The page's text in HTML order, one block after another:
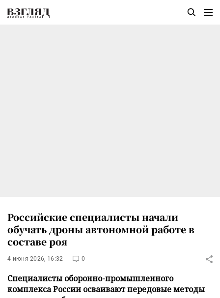
Российские специалисты начали
обучать дроны автономной работе в
составе роя
4 июня 2026, 16:32 0
Специалисты оборонно-промышленного
комплекса России осваивают передовые методы